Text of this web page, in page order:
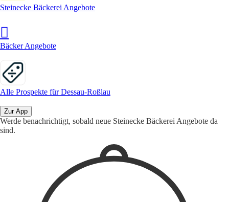
Steinecke Bäckerei Angebote
Bäcker Angebote
Alle Prospekte für Dessau-Roßlau
Zur App
Werde benachrichtigt, sobald neue Steinecke Bäckerei Angebote da
sind.